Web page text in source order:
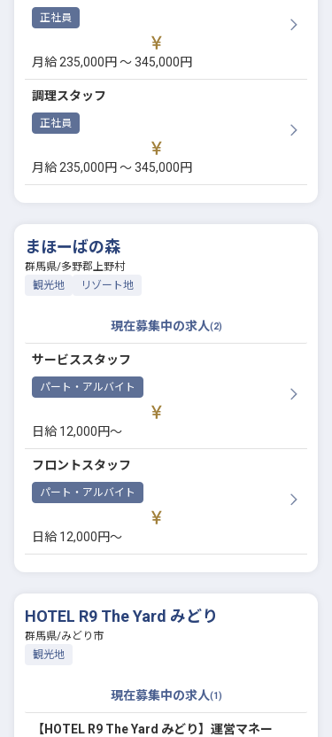
正社員
月給 235,000円 〜 345,000円
正社員
調理スタッフ
月給 235,000円 〜 345,000円
まほーばの森
群馬県/多野郡上野村
観光地
リゾート地
現在募集中の求人(2)
パート・アルバイト
サービススタッフ
日給 12,000円〜
パート・アルバイト
フロントスタッフ
日給 12,000円〜
HOTEL R9 The Yard みどり
群馬県/みどり市
観光地
現在募集中の求人(1)
【HOTEL R9 The Yard みどり】運営マネー